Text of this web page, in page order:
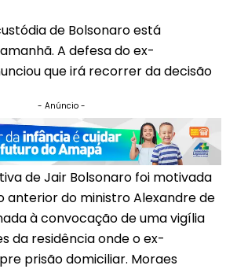
de Bolsonaro está
A defesa do ex-
que irá recorrer da decisão
- Anúncio -
de Jair Bolsonaro foi motivada
anterior do ministro Alexandre de
à convocação de uma vigília
da residência onde o ex-
prisão domiciliar. Moraes